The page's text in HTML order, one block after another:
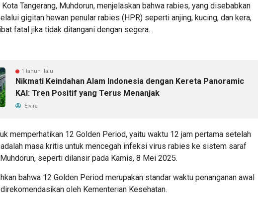
Tangerang, Muhdorun, menjelaskan bahwa rabies, yang disebabkan
gigitan hewan penular rabies (HPR) seperti anjing, kucing, dan kera,
fatal jika tidak ditangani dengan segera.
1 tahun lalu
Nikmati Keindahan Alam Indonesia dengan Kereta Panoramic
KAI: Tren Positif yang Terus Menanjak
Elvira
memperhatikan 12 Golden Period, yaitu waktu 12 jam pertama setelah
masa kritis untuk mencegah infeksi virus rabies ke sistem saraf
seperti dilansir pada Kamis, 8 Mei 2025.
bahwa 12 Golden Period merupakan standar waktu penanganan awal
oleh Kementerian Kesehatan.